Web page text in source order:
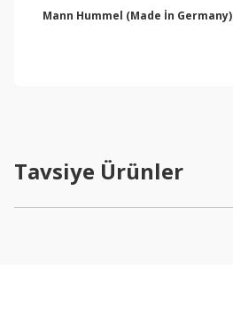
Mann Hummel (Made İn Germany)
Tavsiye Ürünler